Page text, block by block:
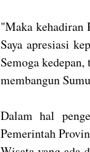
"Maka kehadiran
Saya apresiasi
Semoga
membangun
Dalam hal
Pemerintah